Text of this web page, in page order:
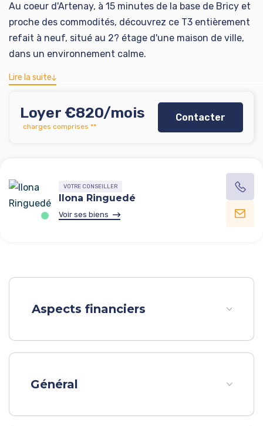
Au coeur d'Artenay, à 15 minutes de la base de Bricy et
proche des commodités, découvrez ce T3 entièrement
refait à neuf, situé au 2? étage d'une maison de ville,
dans un environnement calme.
D'une surface de 45 m² habitables (60 m² au sol), il se
compose d'une pièce de vie lumineuse avec cuisine
aménagée et équipée, de deux chambres, d'une salle
d'eau et de WC séparés.
Charges tout compris : eau, chauffage et électricité.
Loyer : 670 euros + 150 euros de charges
Dépôt de garantie : 670euros
Disponible le 26/02
Contact :
02 38 54 00 49
comprenant 137 € TTC pour l'état des lieux. Loyer de
régularisation annuelle. Dépôt de garantie 670 €.
Lire la suite
Loyer €820/mois
charges comprises **
Contacter
VOTRE CONSEILLER
Ilona Ringuedé
Voir ses biens
Général
Aspects financiers